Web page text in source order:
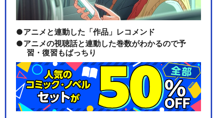
アニメと連動した「作品」レコメンド
アニメの視聴話と連動した巻数がわかるので予
習・復習もばっちり